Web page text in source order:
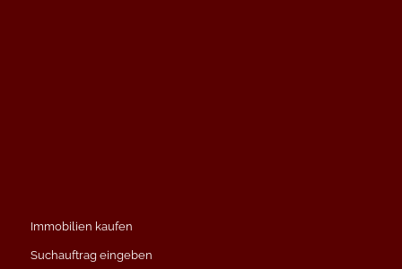
Immobilien kaufen
Suchauftrag eingeben